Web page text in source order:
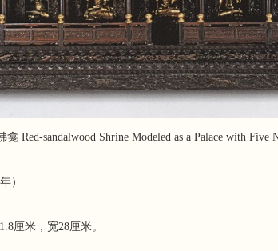
Red-sandalwood Shrine Modeled as a Palace with Five
）
厘米，宽28厘米。